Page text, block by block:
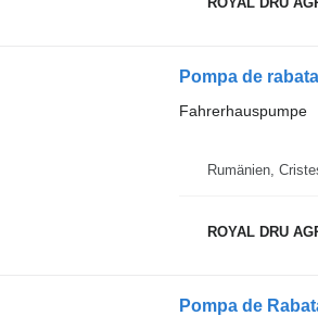
Fahrerhauspumpe
Rumänien,
ROYAL DRU
Pompa de